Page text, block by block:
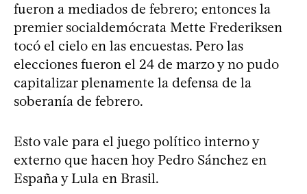
fueron a mediados de febrero; entonces la
premier socialdemócrata Mette Frederiksen
tocó el cielo en las encuestas. Pero las
elecciones fueron el 24 de marzo y no pudo
capitalizar plenamente la defensa de la
soberanía de febrero.
Esto vale para el juego político interno y
externo que hacen hoy Pedro Sánchez en
España y Lula en Brasil.